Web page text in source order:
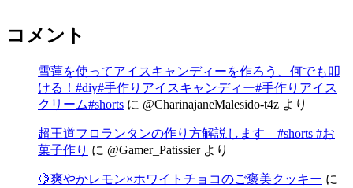
コメント
雪蓮を使ってアイスキャンディーを作ろう、何でも叩
ける！#diy#手作りアイスキャンディー#手作りアイス
クリーム#shorts に @CharinajaneMalesido-t4z より
超王道フロランタンの作り方解説します #shorts #お
菓子作り に @Gamer_Patissierより
🍋爽やかレモン×ホワイトチョコのご褒美クッキー に